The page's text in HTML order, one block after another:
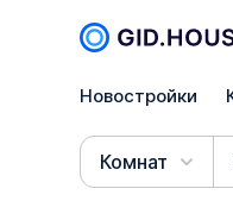
Новостройки
Комнат